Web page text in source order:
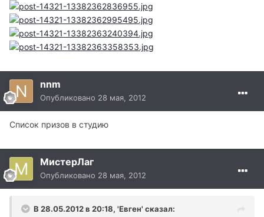
nnm
Опубликовано 28 мая, 2012
Список призов в студию
МистерЛаг
Опубликовано 28 мая, 2012
В 28.05.2012 в 20:18, 'Евген' сказал: